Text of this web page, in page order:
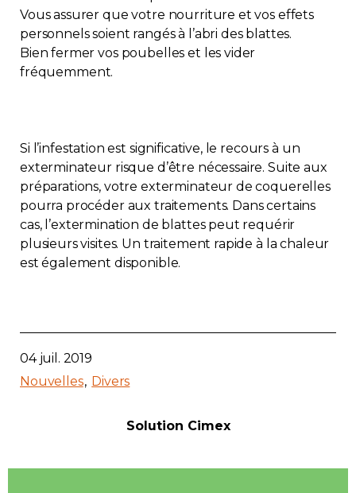
Vous assurer que votre nourriture et vos effets
personnels soient rangés à l’abri des blattes.
Bien fermer vos poubelles et les vider
fréquemment.
Si l’infestation est significative, le recours à un
exterminateur risque d’être nécessaire. Suite aux
préparations, votre exterminateur de coquerelles
pourra procéder aux traitements. Dans certains
cas, l’extermination de blattes peut requérir
plusieurs visites. Un traitement rapide à la chaleur
est également disponible.
04 juil. 2019
Nouvelles Divers
Solution Cimex